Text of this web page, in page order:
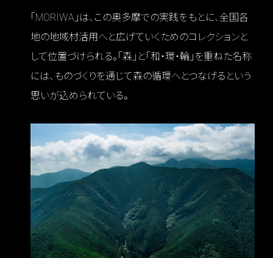
「MORIWA」は、この奥多摩での実践をもとに、全国各
地の地域材活用へと広げていくためのコレクションと
して位置づけられる。「森」と「和・環・輪」を重ねた名称
には、ものづくりを通じて森の循環へとつなげるという
思いが込められている。